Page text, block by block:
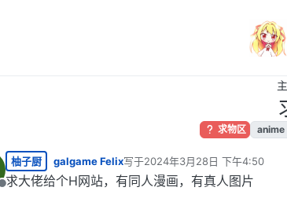
求物区 anime
离线
柚子厨 galgame Felix写于2024年3月28日 下午4:50
最后由 编辑
求大佬给个H网站，有同人漫画，有真人图片